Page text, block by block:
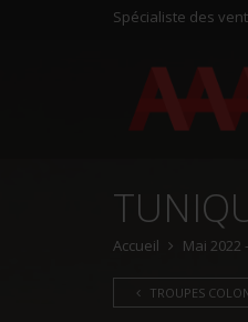
Spécialiste des
Accueil Mai 2022
TROUPES